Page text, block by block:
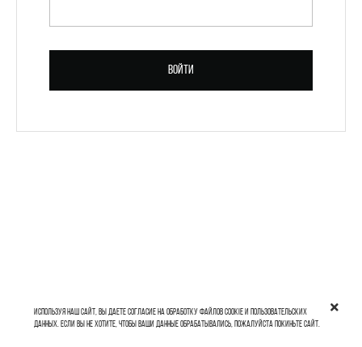
Войти
ПАРОЛЬ *
Используя наш сайт, вы даете согласие на обработку файлов cookie и пользовательских
данных. Если вы не хотите, чтобы ваши данные обрабатывались, пожалуйста покиньте сайт.